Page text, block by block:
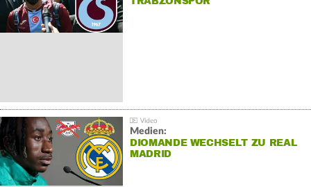
Medien:
DIOMANDE WECHSELT ZU REAL
MADRID